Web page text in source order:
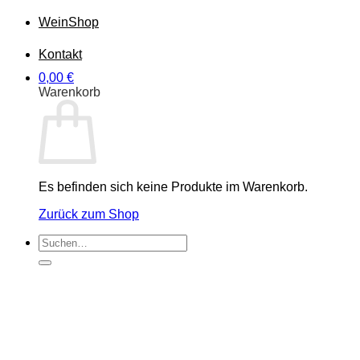
WeinShop
Kontakt
0,00 €
Warenkorb
Es befinden sich keine Produkte im Warenkorb.
Zurück zum Shop
Suchen
nach: